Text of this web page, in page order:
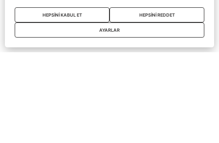
HEPSİNİ KABUL ET HEPSİNİ REDDET
AYARLAR